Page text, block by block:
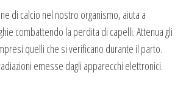
di calcio nel nostro organismo, aiuta a
combattendo la perdita di capelli. Attenua gli
quelli che si verificano durante il parto.
emesse dagli apparecchi elettronici.